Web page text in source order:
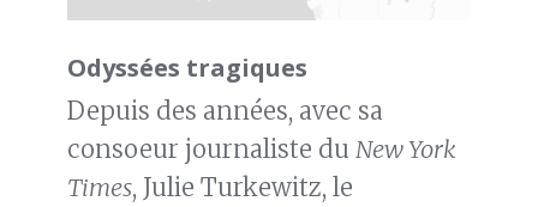
Odyssées tragiques
Depuis des années, avec sa
consoeur journaliste du New York
Times, Julie Turkewitz, le